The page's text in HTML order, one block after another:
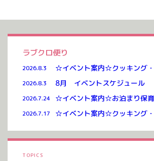
TOPICS
ラブクロ便り
2026.8.3 ☆イベント案内☆クッキング
2026.8.3 8月 イベントスケジュール
2026.7.24 ☆イベント案内☆お泊まり保育
2026.7.17 ☆イベント案内☆クッキング